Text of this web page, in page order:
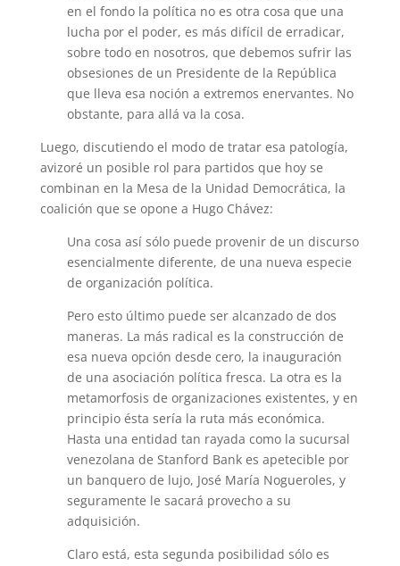
en el fondo la política no es otra cosa que una
lucha por el poder, es más difícil de erradicar,
sobre todo en nosotros, que debemos sufrir las
obsesiones de un Presidente de la República
que lleva esa noción a extremos enervantes. No
obstante, para allá va la cosa.
Luego, discutiendo el modo de tratar esa patología,
avizoré un posible rol para partidos que hoy se
combinan en la Mesa de la Unidad Democrática, la
coalición que se opone a Hugo Chávez:
Una cosa así sólo puede provenir de un discurso
esencialmente diferente, de una nueva especie
de organización política.
Pero esto último puede ser alcanzado de dos
maneras. La más radical es la construcción de
esa nueva opción desde cero, la inauguración
de una asociación política fresca. La otra es la
metamorfosis de organizaciones existentes, y en
principio ésta sería la ruta más económica.
Hasta una entidad tan rayada como la sucursal
venezolana de Stanford Bank es apetecible por
un banquero de lujo, José María Nogueroles, y
seguramente le sacará provecho a su
adquisición.
Claro está, esta segunda posibilidad sólo es